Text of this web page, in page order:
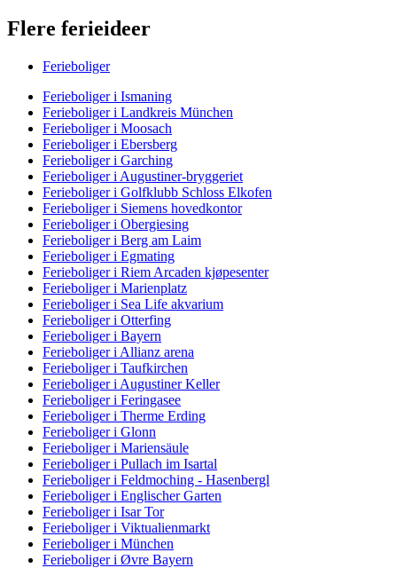
Flere ferieideer
Ferieboliger
Ferieboliger i Ismaning
Ferieboliger i Landkreis München
Ferieboliger i Moosach
Ferieboliger i Ebersberg
Ferieboliger i Garching
Ferieboliger i Augustiner-bryggeriet
Ferieboliger i Golfklubb Schloss Elkofen
Ferieboliger i Siemens hovedkontor
Ferieboliger i Obergiesing
Ferieboliger i Berg am Laim
Ferieboliger i Egmating
Ferieboliger i Riem Arcaden kjøpesenter
Ferieboliger i Marienplatz
Ferieboliger i Sea Life akvarium
Ferieboliger i Otterfing
Ferieboliger i Bayern
Ferieboliger i Allianz arena
Ferieboliger i Taufkirchen
Ferieboliger i Augustiner Keller
Ferieboliger i Feringasee
Ferieboliger i Therme Erding
Ferieboliger i Glonn
Ferieboliger i Mariensäule
Ferieboliger i Pullach im Isartal
Ferieboliger i Feldmoching - Hasenbergl
Ferieboliger i Englischer Garten
Ferieboliger i Isar Tor
Ferieboliger i Viktualienmarkt
Ferieboliger i München
Ferieboliger i Øvre Bayern